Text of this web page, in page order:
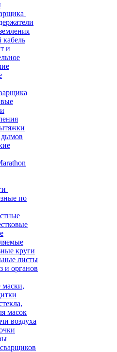
и
дымов
по
круги
листы
и органов
масок
воздуха